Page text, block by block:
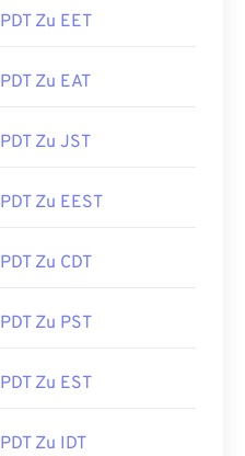
PDT Zu EET
PDT Zu EAT
PDT Zu JST
PDT Zu EEST
PDT Zu CDT
PDT Zu PST
PDT Zu EST
PDT Zu IDT